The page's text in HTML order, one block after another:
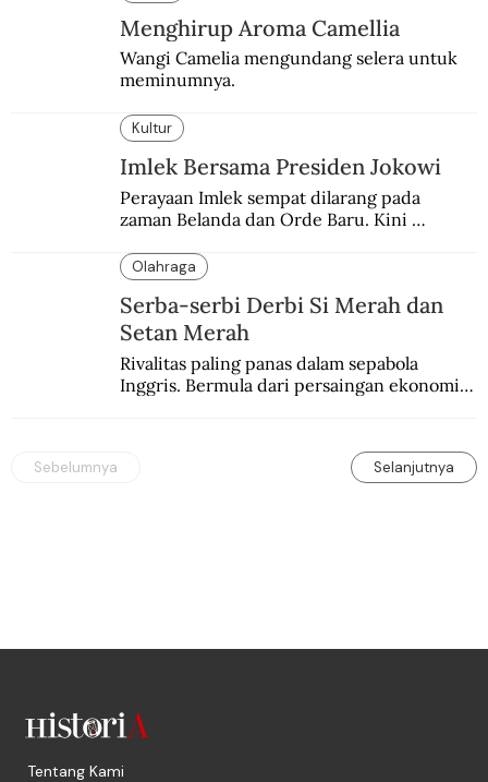
Menghirup Aroma Camellia
Wangi Camelia mengundang selera untuk
meminumnya.
Kultur
Imlek Bersama Presiden Jokowi
Perayaan Imlek sempat dilarang pada
zaman Belanda dan Orde Baru. Kini
Olahraga
Serba-serbi Derbi Si Merah dan
Setan Merah
Rivalitas paling panas dalam sepabola
Inggris. Bermula dari persaingan ekonomi
Sebelumnya Selanjutnya
Tentang Kami